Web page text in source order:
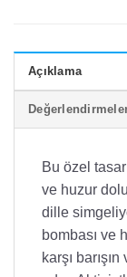
Açıklama
Bu özel
ve huzur
dille
bombası ve
karşı